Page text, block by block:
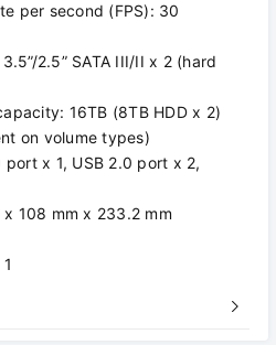
per second (FPS): 30
2.5” SATA III/II x 2 (hard
16TB (8TB HDD x 2)
on volume types)
x 1, USB 2.0 port x 2,
108 mm x 233.2 mm